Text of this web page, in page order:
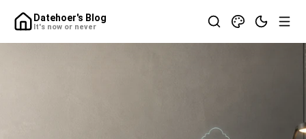
Datehoer's Blog
It's now or never